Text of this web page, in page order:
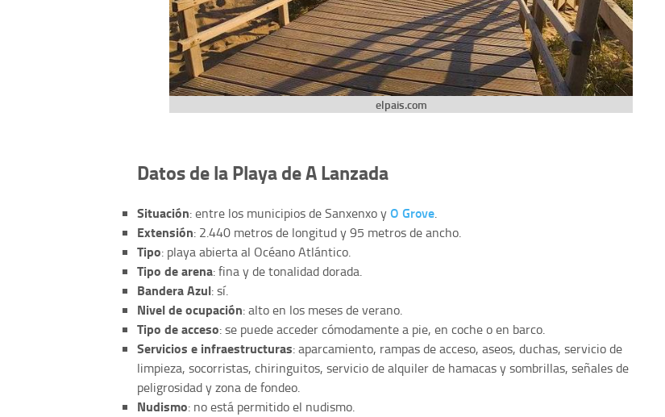
elpais.com
Datos de la Playa de A Lanzada
Situación: entre los municipios de Sanxenxo yO Grove.
Extensión: 2.440 metros de longitud y 95 metros de ancho.
Tipo: playa abierta al Océano Atlántico.
Tipo de arena: fina y de tonalidad dorada.
Bandera Azul: sí.
Nivel de ocupación: alto en los meses de verano.
Tipo de acceso: se puede acceder cómodamente a pie, en coche o en barco.
Servicios e infraestructuras: aparcamiento, rampas de acceso, aseos, duchas, servicio de
limpieza, socorristas, chiringuitos, servicio de alquiler de hamacas y sombrillas, señales de
peligrosidad y zona de fondeo.
Nudismo: no está permitido el nudismo.